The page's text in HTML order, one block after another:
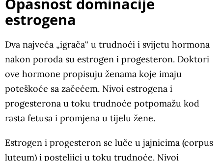
Opasnost dominacije
estrogena
Dva najveća „igrača“ u trudnoći i svijetu hormona
nakon poroda su estrogen i progesteron. Doktori
ove hormone propisuju ženama koje imaju
poteškoće sa začećem. Nivoi estrogena i
progesterona u toku trudnoće potpomažu kod
rasta fetusa i promjena u tijelu žene.
Estrogen i progesteron se luče u jajnicima (corpus
luteum) i posteljici u toku trudnoće. Nivoi